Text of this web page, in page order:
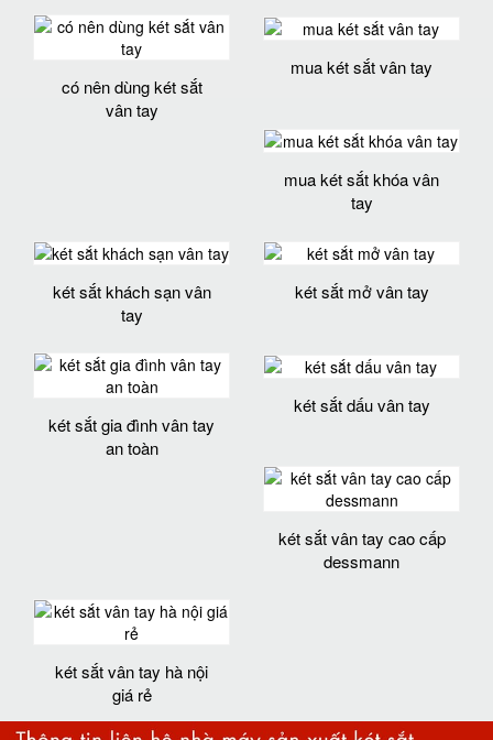
có nên dùng két sắt
vân tay
mua két sắt vân tay
mua két sắt khóa vân
tay
két sắt khách sạn vân
tay
két sắt mở vân tay
két sắt gia đình vân tay
an toàn
két sắt dấu vân tay
két sắt vân tay cao cấp
dessmann
két sắt vân tay hà nội
giá rẻ